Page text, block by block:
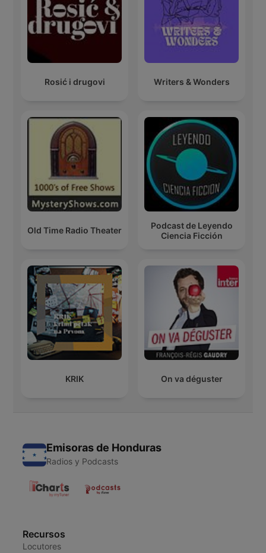
Rosić i drugovi Writers & Wonders
Old Time Radio Theater
Podcast de Leyendo
Ciencia Ficción
KRIK On va déguster
Emisoras de Honduras
Radios y Podcasts
Recursos
Locutores